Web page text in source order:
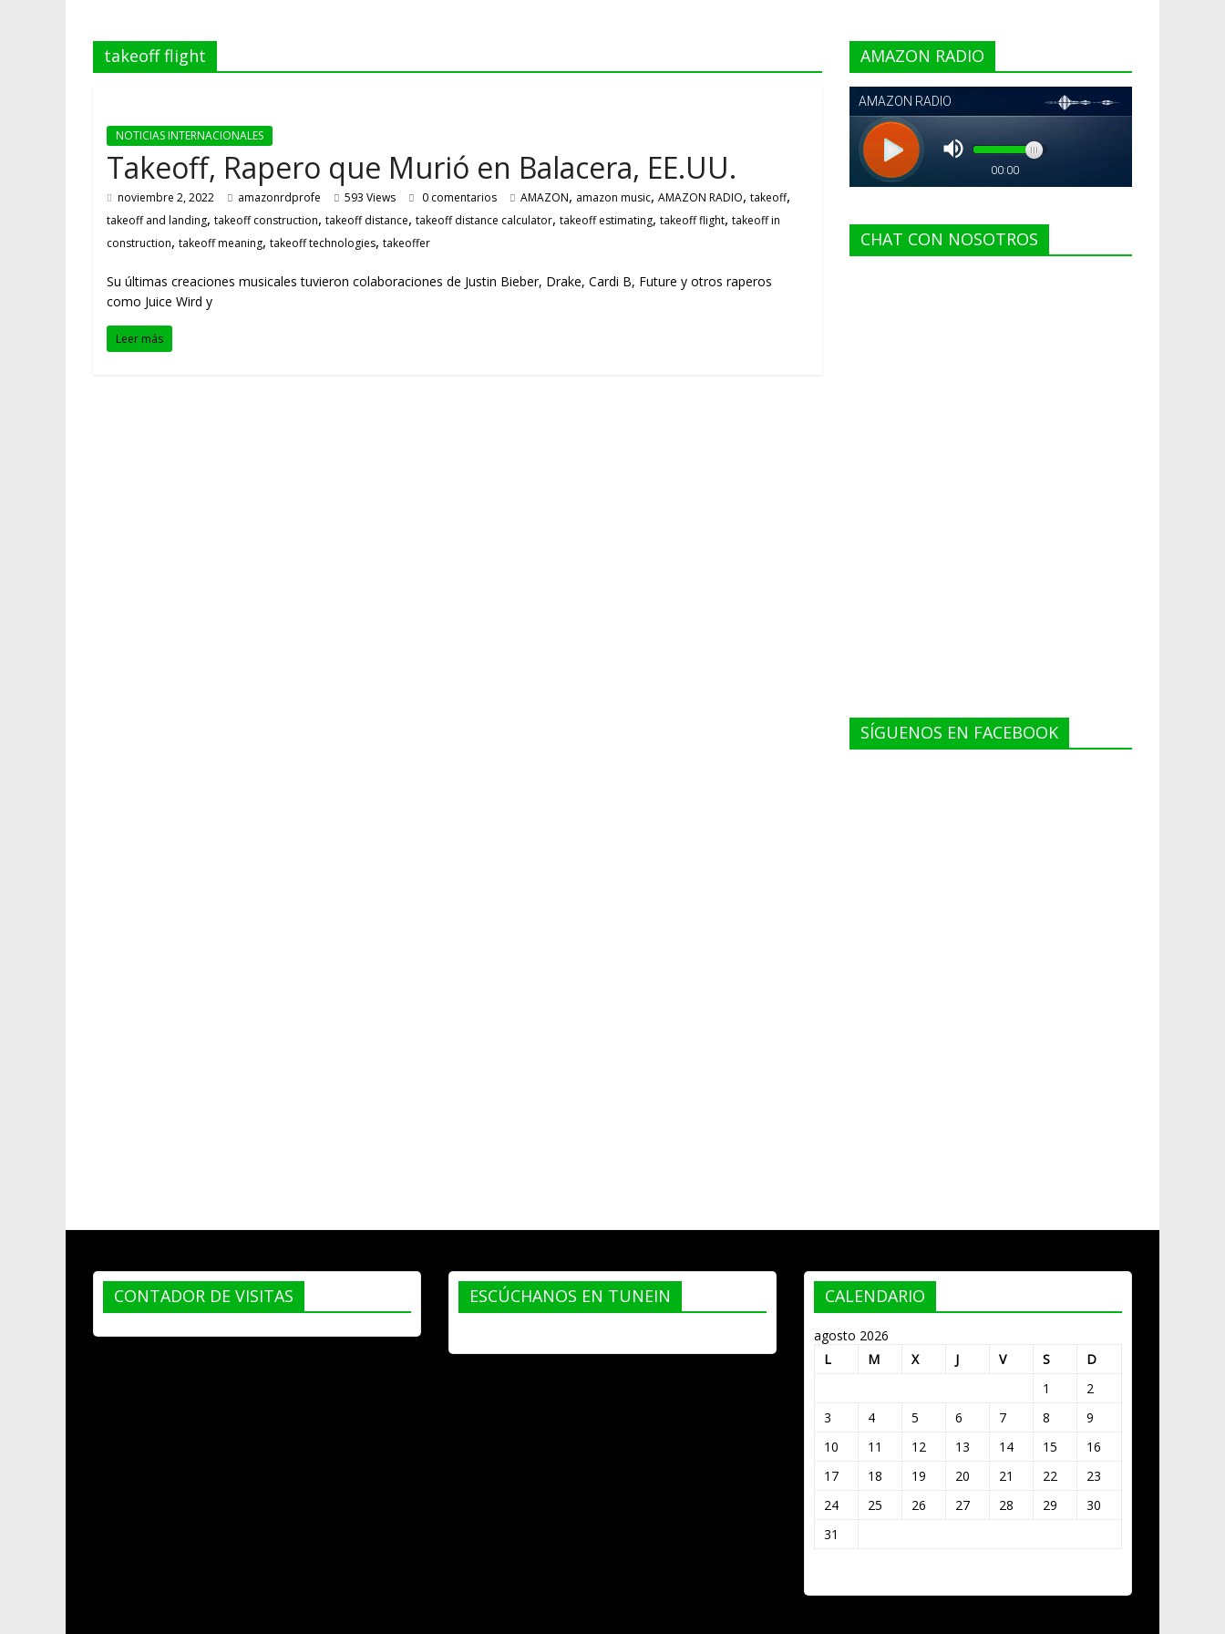
takeoff flight
NOTICIAS INTERNACIONALES
Takeoff, Rapero que Murió en Balacera, EE.UU.
noviembre 2, 2022 amazonrdprofe 593 Views 0 comentarios AMAZON, amazon music, AMAZON RADIO, takeoff,
takeoff and landing, takeoff construction, takeoff distance, takeoff distance calculator, takeoff estimating, takeoff flight, takeoff in
construction, takeoff meaning, takeoff technologies, takeoffer
Su últimas creaciones musicales tuvieron colaboraciones de Justin Bieber, Drake, Cardi B, Future y otros raperos
como Juice Wird y
Leer más
AMAZON RADIO
CHAT CON NOSOTROS
SÍGUENOS EN FACEBOOK
CONTADOR DE VISITAS ESCÚCHANOS EN TUNEIN CALENDARIO
agosto 2026
L
M X J V S
D
1
2
3
4 5 6 7 8
9
10
11 12 13 14 15
16
17
18 19 20 21 22
23
24
25 26 27 28 29
30
31